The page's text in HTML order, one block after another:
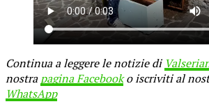
Continua a leggere le notizie di
nostrapagina Facebooko iscriviti al
WhatsApp